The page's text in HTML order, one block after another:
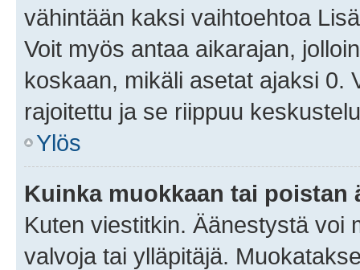
vähintään kaksi vaihtoehtoa
Voit myös antaa aikarajan,
koskaan, mikäli asetat ajaksi 0.
rajoitettu ja se riippuu
Ylös
Kuinka muokkaan tai poistan
Kuten viestitkin. Äänestystä voi
valvoja tai ylläpitäjä.